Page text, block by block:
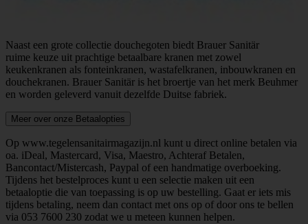
Naast een grote collectie douchegoten biedt Brauer Sanitär
ruime keuze uit prachtige betaalbare kranen met zowel
keukenkranen als fonteinkranen, wastafelkranen, inbouwkranen en
douchekranen. Brauer Sanitär is het broertje van het merk Beuhmer
en worden geleverd vanuit dezelfde Duitse fabriek.
Meer over onze Betaalopties
Op www.tegelensanitairmagazijn.nl kunt u direct online betalen via
oa. iDeal, Mastercard, Visa, Maestro, Achteraf Betalen,
Bancontact/Mistercash, Paypal of een handmatige overboeking.
Tijdens het bestelproces kunt u een selectie maken uit een
betaaloptie die van toepassing is op uw bestelling. Gaat er iets mis
tijdens betaling, neem dan contact met ons op of door ons te bellen
via 053 7600 230 zodat we u meteen kunnen helpen.